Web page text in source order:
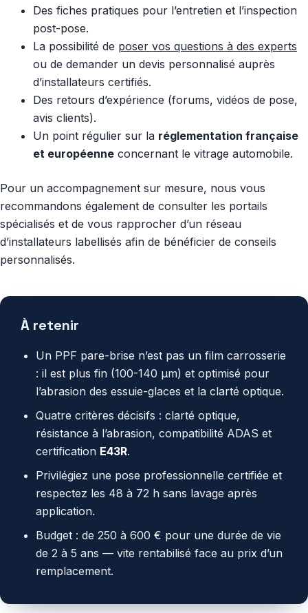
Des fiches pratiques pour l’entretien et l’inspection
post-pose.
La possibilité de poser vos questions à des experts
ou de demander un devis personnalisé auprès
d’installateurs certifiés.
Des retours d’expérience (forums, vidéos de pose,
avis clients).
Un point régulier sur la réglementation française
et européenne concernant le vitrage automobile.
Pour un accompagnement sur mesure, nous vous
recommandons également de consulter les portails
spécialisés et de vous rapprocher d’un réseau
d’installateurs labellisés afin de bénéficier de conseils
personnalisés.
À retenir
Un PPF pare-brise n’est pas un film carrosserie
: il est plus fin (100-140 µm) et optimisé pour
l’abrasion des essuie-glaces et la clarté optique.
Quatre critères décisifs : clarté optique,
résistance à l’abrasion, compatibilité ADAS et
certification E43R.
Privilégiez une pose professionnelle certifiée et
respectez les 48 à 72 h sans lavage après
application.
Budget : de 250 à 600 € pour une durée de vie
de 2 à 5 ans — vite rentabilisé face au prix d’un
remplacement.